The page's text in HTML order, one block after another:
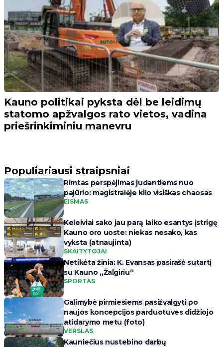
Kauno politikai pyksta dėl be leidimų
statomo apžvalgos rato vietos, vadina
priešrinkiminiu manevru
Populiariausi straipsniai
Rimtas perspėjimas judantiems nuo
pajūrio: magistralėje kilo visiškas chaosas
EISMAS
Keleiviai sako jau parą laiko esantys įstrigę
Kauno oro uoste: niekas nesako, kas
vyksta (atnaujinta)
SKAITYTOJAI
Netikėta žinia: K. Evansas pasirašė sutartį
su Kauno „Žalgiriu“
SPORTAS
Galimybė pirmiesiems pasižvalgyti po
naujos koncepcijos parduotuves didžiojo
atidarymo metu (foto)
VERSLAS
Kauniečius nustebino darbų